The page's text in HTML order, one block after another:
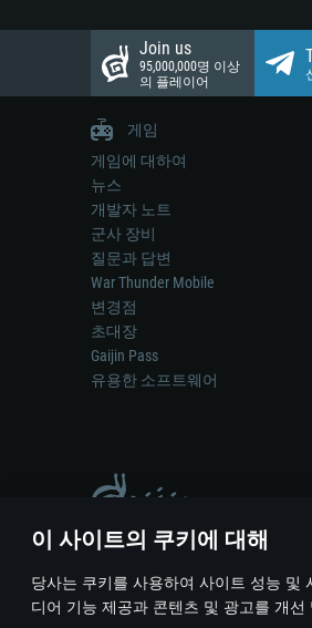
이 사이트의 쿠키에 대해
당사는 쿠키를 사용하여 사이트 성능 및
디어 기능 제공과 콘텐츠 및 광고를 개선
Join us
95,000,000명 이상
의 플레이어
게임
게임에 대하여
뉴스
개발자 노트
군사 장비
질문과 답변
War Thunder Mobile
변경점
초대장
Gaijin Pass
유용한 소프트웨어
게임 에서 어떠한 현실의 무기
© 2011—2026 Gaijin Games Kft. All
이용 약관